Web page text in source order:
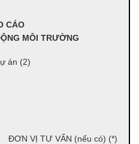
CÁO
MÔI TRƯỜNG
án (2)
ĐƠN VỊ TƯ VẤN (nếu có) (*)